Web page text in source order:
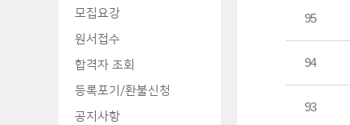
모집요강
원서접수
합격자 조회
등록포기/환불신청
공지사항
95
94
93